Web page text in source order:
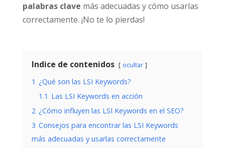
palabras clave más adecuadas y cómo usarlas
correctamente. ¡No te lo pierdas!
Indice de contenidos ocultar
1 ¿Qué son las LSI Keywords?
1.1 Las LSI Keywords en acción
2 ¿Cómo influyen las LSI Keywords en el SEO?
3 Consejos para encontrar las LSI Keywords
más adecuadas y usarlas correctamente